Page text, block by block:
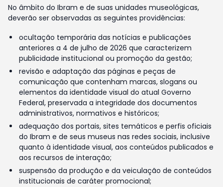
No âmbito do Ibram e de suas unidades museológicas,
deverão ser observadas as seguintes providências:
ocultação temporária das notícias e publicações
anteriores a 4 de julho de 2026 que caracterizem
publicidade institucional ou promoção da gestão;
revisão e adaptação das páginas e peças de
comunicação que contenham marcas, slogans ou
elementos da identidade visual do atual Governo
Federal, preservada a integridade dos documentos
administrativos, normativos e históricos;
adequação dos portais, sites temáticos e perfis oficiais
do Ibram e de seus museus nas redes sociais, inclusive
quanto à identidade visual, aos conteúdos publicados e
aos recursos de interação;
suspensão da produção e da veiculação de conteúdos
institucionais de caráter promocional;